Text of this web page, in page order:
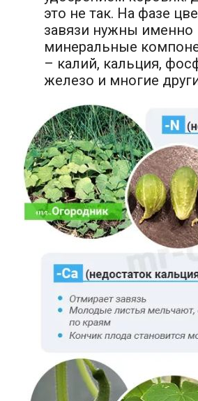
это не так. На фазе
завязи нужны именно
минеральные
– калий, кальция,
железо и многие